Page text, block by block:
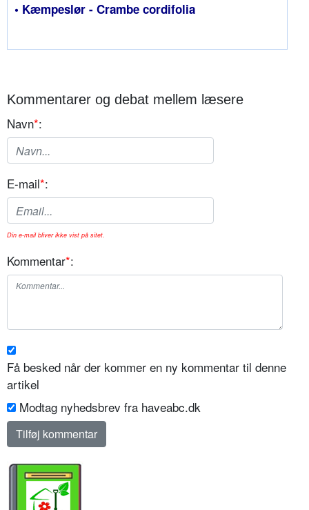
• Kæmpeslør - Crambe cordifolia
Kommentarer og debat mellem læsere
Navn*:
E-mail*:
Din e-mail bliver ikke vist på sitet.
Kommentar*:
Få besked når der kommer en ny kommentar til denne
artikel
Modtag nyhedsbrev fra haveabc.dk